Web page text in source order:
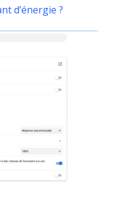
d’énergie ?